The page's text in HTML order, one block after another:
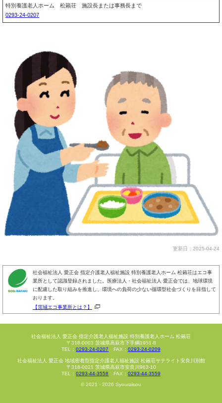
特別養護老人ホーム 松籟荘 施設長または事務長まで
0293-24-0207
更新日：2025-04-24
社会福祉法人 愛正会 指定介護老人福祉施設 特別養護老人ホーム 松籟荘はエコ事
業所として認識登録されました。医療法人・社会福祉法人 愛正会では、地球環境
に配慮した取り組みを推進し、環境への負荷の少ない循環型社会づくりを目指して
おります。
【茨城エコ事業所とは？】
社会福祉法人 愛正会 指定介護老人福祉施設 特別養護老人ホーム 松籟荘
〒318-0003 茨城県高萩市下手綱1951-8
TEL：0293-24-0207 FAX： 0293-24-0209
社会福祉法人 愛正会 地域密着型指定介護老人福祉施設 松籟荘サテライト安良川別館
〒318-0021 茨城県高萩市安良川963-10
TEL：0293-44-3558 FAX： 0293-44-3559
© 2021 - 2026 Syouraisou